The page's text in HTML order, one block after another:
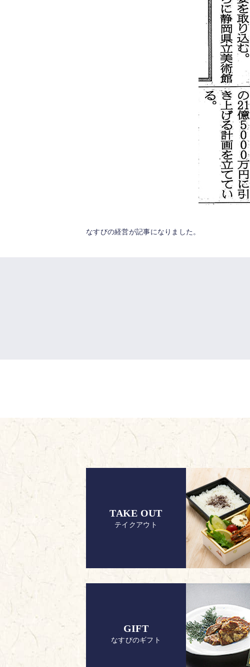
なすびの経営が記事になりました。
TAKE OUT
テイクアウト
GIFT
なすびのギフト